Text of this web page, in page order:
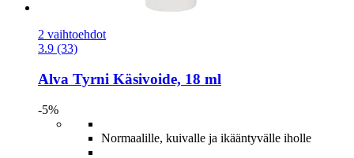
2 vaihtoehdot
3.9 (33)
Alva Tyrni Käsivoide, 18 ml
-5%
Normaalille, kuivalle ja ikääntyvälle iholle